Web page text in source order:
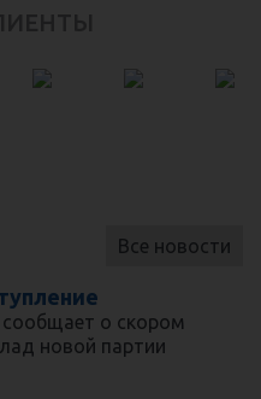
Все новости
о скором
новой партии